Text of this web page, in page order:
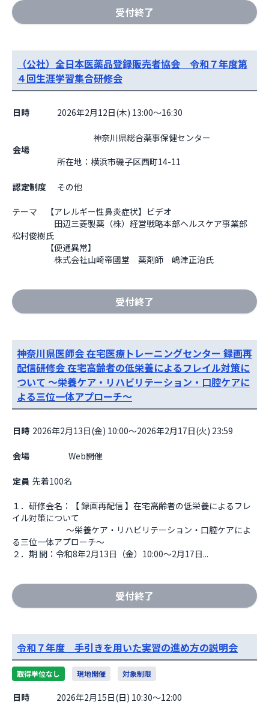
受付終了
（公社）全日本医薬品登録販売者協会 令和７年度第
４回生涯学習集合研修会
日時 2026年2月12日(木) 13:00～16:30
会場
所在地：横浜市磯子区西町14-11
認定制度 その他
テーマ　【アレルギー性鼻炎症状】ビデオ
田辺三菱製薬（株）経営戦略本部ヘルスケア事業部
松村俊樹氏
【便通異常】
株式会社山崎帝國堂　薬剤師　嶋津正治氏
受付終了
神奈川県医師会 在宅医療トレーニングセンター 録画再
配信研修会 在宅高齢者の低栄養によるフレイル対策に
ついて ～栄養ケア・リハビリテーション・口腔ケアに
よる三位一体アプローチ～
日時 2026年2月13日(金) 10:00～2026年2月17日(火) 23:59
会場
定員 先着100名
１．研修会名：【 録画再配信 】在宅高齢者の低栄養によるフレ
イル対策について
る三位一体アプローチ～
２．期 間：令和8年2月13日（金）10:00～2月17日...
受付終了
令和７年度 手引きを用いた実習の進め方の説明会
取得単位なし 現地開催 対象制限
日時 2026年2月15日(日) 10:30～12:00